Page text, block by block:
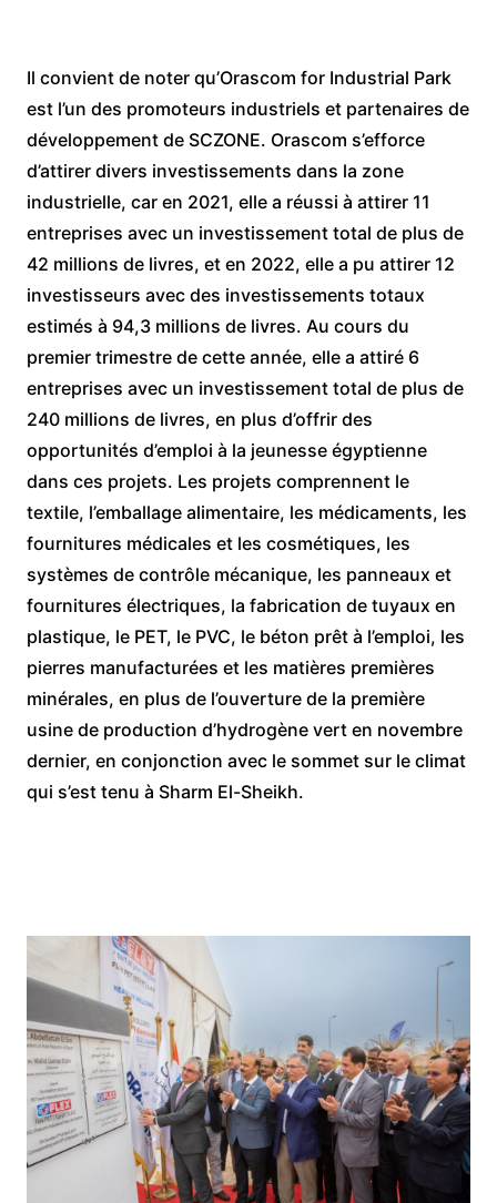
Il convient de noter qu’Orascom for Industrial Park
est l’un des promoteurs industriels et partenaires de
développement de SCZONE. Orascom s’efforce
d’attirer divers investissements dans la zone
industrielle, car en 2021, elle a réussi à attirer 11
entreprises avec un investissement total de plus de
42 millions de livres, et en 2022, elle a pu attirer 12
investisseurs avec des investissements totaux
estimés à 94,3 millions de livres. Au cours du
premier trimestre de cette année, elle a attiré 6
entreprises avec un investissement total de plus de
240 millions de livres, en plus d’offrir des
opportunités d’emploi à la jeunesse égyptienne
dans ces projets. Les projets comprennent le
textile, l’emballage alimentaire, les médicaments, les
fournitures médicales et les cosmétiques, les
systèmes de contrôle mécanique, les panneaux et
fournitures électriques, la fabrication de tuyaux en
plastique, le PET, le PVC, le béton prêt à l’emploi, les
pierres manufacturées et les matières premières
minérales, en plus de l’ouverture de la première
usine de production d’hydrogène vert en novembre
dernier, en conjonction avec le sommet sur le climat
qui s’est tenu à Sharm El-Sheikh.